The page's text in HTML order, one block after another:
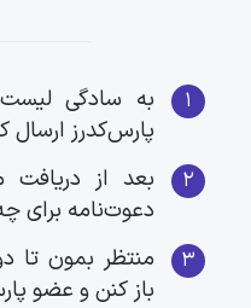
1
به سادگی
پارس‌کدرز ارسال
2
بعد از
دعوت‌نامه برای
3
منتظر بمون تا
باز کنن و عضو